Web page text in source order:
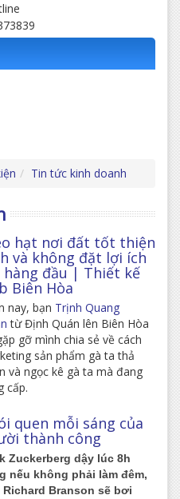
Tin tức kinh doanh
hạt nơi đất tốt thiện
và không đặt lợi ích
hàng đầu | Thiết kế
Biên Hòa
nay, bạn Trịnh Quang
từ Định Quán lên Biên Hòa
gỡ mình chia sẻ về cách
sản phẩm gà ta thả
và ngọc kê gà ta mà đang
cấp.
quen mỗi sáng của
thành công
Zuckerberg dậy lúc 8h
nếu không phải làm đêm,
Richard Branson sẽ bơi